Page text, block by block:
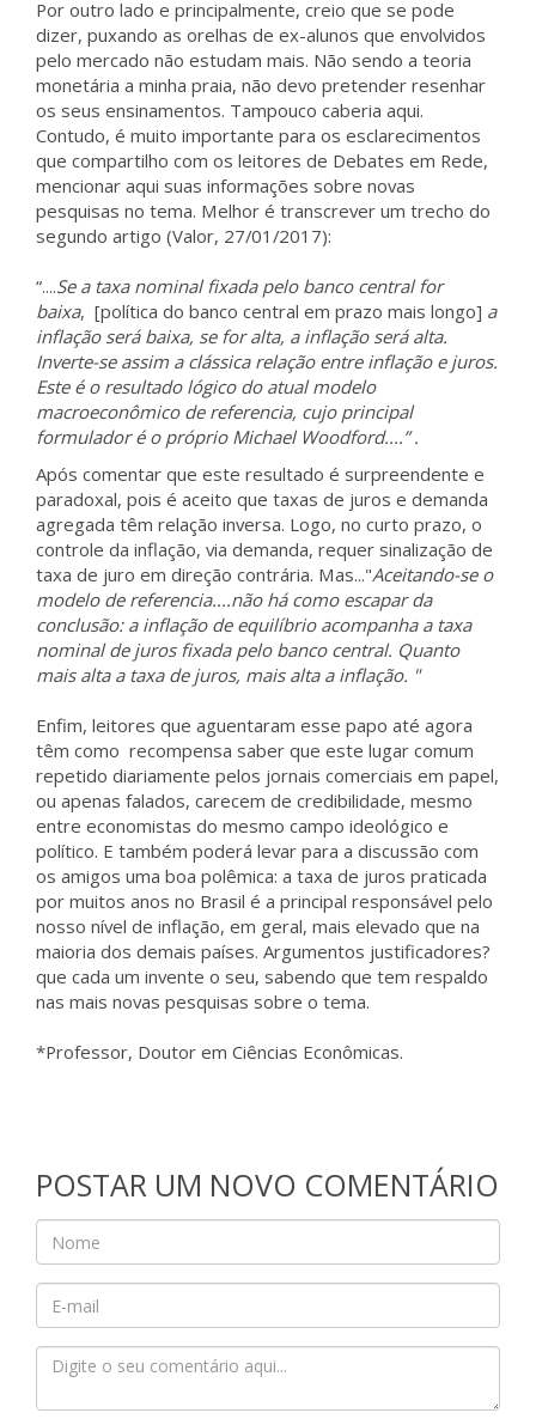
Por outro lado e principalmente, creio que se pode
dizer, puxando as orelhas de ex-alunos que envolvidos
pelo mercado não estudam mais. Não sendo a teoria
monetária a minha praia, não devo pretender resenhar
os seus ensinamentos. Tampouco caberia aqui.
Contudo, é muito importante para os esclarecimentos
que compartilho com os leitores de Debates em Rede,
mencionar aqui suas informações sobre novas
pesquisas no tema. Melhor é transcrever um trecho do
segundo artigo (Valor, 27/01/2017):
“....Se a taxa nominal fixada pelo banco central for
baixa, [política do banco central em prazo mais longo] a
inflação será baixa, se for alta, a inflação será alta.
Inverte-se assim a clássica relação entre inflação e juros.
Este é o resultado lógico do atual modelo
macroeconômico de referencia, cujo principal
formulador é o próprio Michael Woodford....” .
Após comentar que este resultado é surpreendente e
paradoxal, pois é aceito que taxas de juros e demanda
agregada têm relação inversa. Logo, no curto prazo, o
controle da inflação, via demanda, requer sinalização de
taxa de juro em direção contrária. Mas..."Aceitando-se o
modelo de referencia....não há como escapar da
conclusão: a inflação de equilíbrio acompanha a taxa
nominal de juros fixada pelo banco central. Quanto
mais alta a taxa de juros, mais alta a inflação. "
Enfim, leitores que aguentaram esse papo até agora
têm como recompensa saber que este lugar comum
repetido diariamente pelos jornais comerciais em papel,
ou apenas falados, carecem de credibilidade, mesmo
entre economistas do mesmo campo ideológico e
político. E também poderá levar para a discussão com
os amigos uma boa polêmica: a taxa de juros praticada
por muitos anos no Brasil é a principal responsável pelo
nosso nível de inflação, em geral, mais elevado que na
maioria dos demais países. Argumentos justificadores?
que cada um invente o seu, sabendo que tem respaldo
nas mais novas pesquisas sobre o tema.
*Professor, Doutor em Ciências Econômicas.
POSTAR UM NOVO COMENTÁRIO